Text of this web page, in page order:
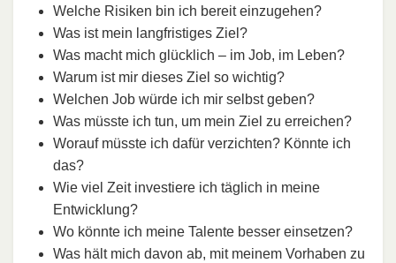
Welche Risiken bin ich bereit einzugehen?
Was ist mein langfristiges Ziel?
Was macht mich glücklich – im Job, im Leben?
Warum ist mir dieses Ziel so wichtig?
Welchen Job würde ich mir selbst geben?
Was müsste ich tun, um mein Ziel zu erreichen?
Worauf müsste ich dafür verzichten? Könnte ich
das?
Wie viel Zeit investiere ich täglich in meine
Entwicklung?
Wo könnte ich meine Talente besser einsetzen?
Was hält mich davon ab, mit meinem Vorhaben zu